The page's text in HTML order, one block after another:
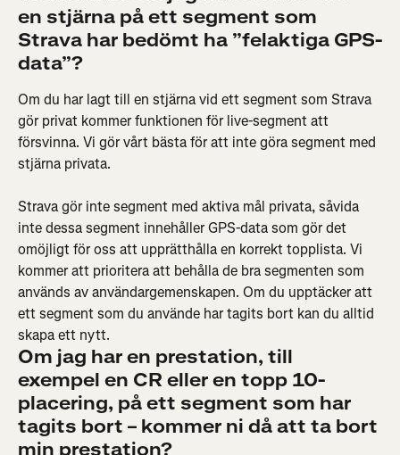
en stjärna på ett segment som
Strava har bedömt ha ”felaktiga GPS-
data”?
Om du har lagt till en stjärna vid ett segment som Strava
gör privat kommer funktionen för live-segment att
försvinna. Vi gör vårt bästa för att inte göra segment med
stjärna privata.
Strava gör inte segment med aktiva mål privata, såvida
inte dessa segment innehåller GPS-data som gör det
omöjligt för oss att upprätthålla en korrekt topplista. Vi
kommer att prioritera att behålla de bra segmenten som
används av användargemenskapen. Om du upptäcker att
ett segment som du använde har tagits bort kan du alltid
skapa ett nytt.
Om jag har en prestation, till
exempel en CR eller en topp 10-
placering, på ett segment som har
tagits bort – kommer ni då att ta bort